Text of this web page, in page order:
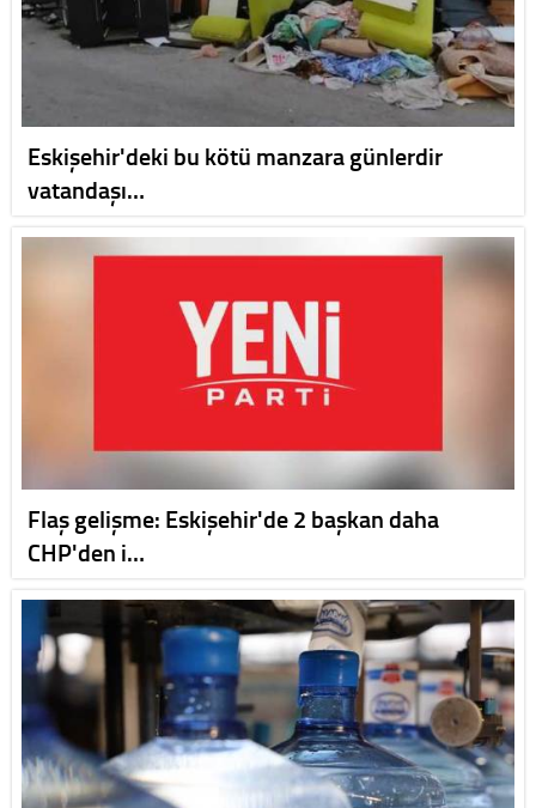
Eskişehir'deki bu kötü manzara günlerdir
vatandaşı…
Flaş gelişme: Eskişehir'de 2 başkan daha
CHP'den i…